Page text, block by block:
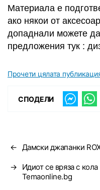
Материала е
ако някои от
допаднали можете
предложения тук :
Прочети цялата
СПОДЕЛИ
← Дамски джапанки
→
Идиот се вряза с
Temaonline.bg